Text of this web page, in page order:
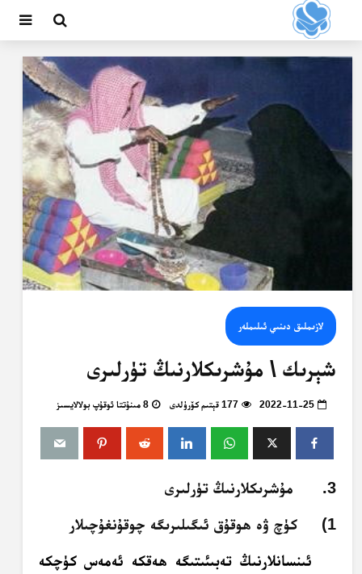
لازىملىق دىنىي ئىلىملەر
شېرىك \ مۇشرىكلارنىڭ تۈرلىرى
2022-11-25 177 قېتىم كۆرۈلدى 8 مىنۇتتا ئوقۇپ بولالايسىز
3. مۇشرىكلارنىڭ تۈرلىرى
1) كۈچ ۋە ھوقۇق ئىگىلىرىگە چوقۇنغۇچىلار
ئىنسانلارنىڭ تەبىئىتىگە ھەقكە ئەمەس كۈچكە